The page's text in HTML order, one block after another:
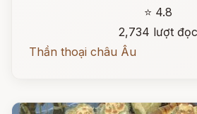
⭐ 4.8
2,734 lượt đọc
Thần thoại châu Âu